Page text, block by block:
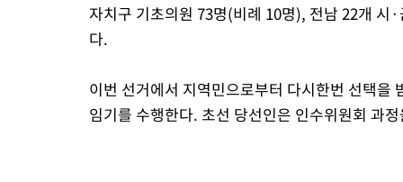
자치구 기초의원 73명(비례 10명), 전남 22개 시
다.
이번 선거에서 지역민으로부터 다시한번 선택을
임기를 수행한다. 초선 당선인은 인수위원회 과